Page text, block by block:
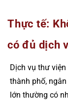
Thực tế:
có đủ dịch
Dịch vụ thư
thành phố,
lớn thường có